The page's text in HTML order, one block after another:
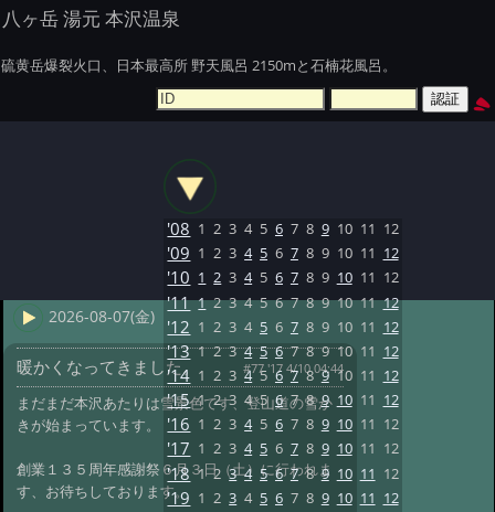
八ヶ岳 湯元 本沢温泉
硫黄岳爆裂火口、日本最高所 野天風呂 2150mと石楠花風呂。
2026-08-07(金)
暖かくなってきました。 #77 '17 4/10 04:44
まだまだ本沢あたりは雪景色です、登山道の雪か
きが始まっています。
創業１３５周年感謝祭６月３日（土）に行われま
す、お待ちしております。
'08 1 2 3 4 5 6 7 8 9 10 11 12
'09 1 2 3 4 5 6 7 8 9 10 11 12
'10 1 2 3 4 5 6 7 8 9 10 11 12
'11 1 2 3 4 5 6 7 8 9 10 11 12
'12 1 2 3 4 5 6 7 8 9 10 11 12
'13 1 2 3 4 5 6 7 8 9 10 11 12
'14 1 2 3 4 5 6 7 8 9 10 11 12
'15 1 2 3 4 5 6 7 8 9 10 11 12
'16 1 2 3 4 5 6 7 8 9 10 11 12
'17 1 2 3 4 5 6 7 8 9 10 11 12
'18 1 2 3 4 5 6 7 8 9 10 11 12
'19 1 2 3 4 5 6 7 8 9 10 11 12